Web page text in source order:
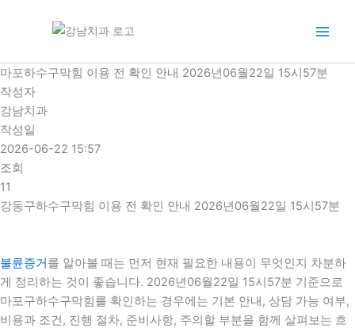
로
건
너
뛰
기
마포하수구막힘 이용 전 확인 안내 2026년06월22일 15시57분
작성자
강남치과
작성일
2026-06-22 15:57
조회
11
강동구하수구막힘 이용 전 확인 안내 2026년06월22일 15시57분
불륜증거를 알아볼 때는 먼저 현재 필요한 내용이 무엇인지 차분하
게 정리하는 것이 좋습니다. 2026년06월22일 15시57분 기준으로
마포구하수구막힘를 확인하는 경우에는 기본 안내, 상담 가능 여부,
비용과 조건, 진행 절차, 준비사항, 주의할 부분을 함께 살펴보는 흐